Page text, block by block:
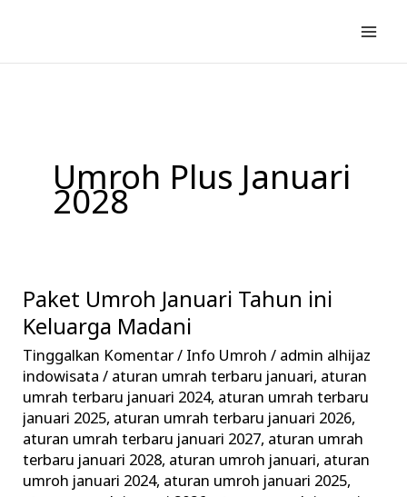
konten
Umroh Plus Januari
2028
Paket Umroh Januari Tahun ini
Keluarga Madani
Tinggalkan Komentar/ Info Umroh / admin alhijaz
indowisata/ aturan umrah terbaru januari, aturan
umrah terbaru januari 2024, aturan umrah terbaru
januari 2025, aturan umrah terbaru januari 2026,
aturan umrah terbaru januari 2027, aturan umrah
terbaru januari 2028, aturan umroh januari, aturan
umroh januari 2024, aturan umroh januari 2025,
Paket
Umroh
Januari
Tahun
ini
Keluarga
Madani